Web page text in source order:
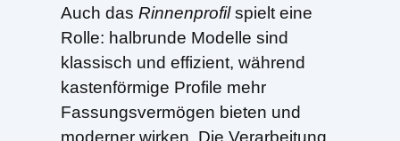
Auch das Rinnenprofilspielt eine
Rolle: halbrunde Modelle sind
klassisch und effizient, während
kastenförmige Profile mehr
Fassungsvermögen bieten und